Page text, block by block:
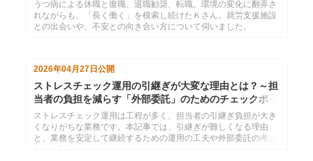
うつ病による休職と復職、退職勧奨、転職。環境の変化に翻弄さ
れながらも、「長く働く」を模索し続けたＫさん。就労支援施設
との出会いや、不安との向き合い方について伺いました。
2026年04月27日 公開
ストレスチェック運用の引継ぎが大変な理由とは？～担
当者の負担を減らす「外部委託」のためのチェックポイ
ント
ストレスチェック運用は工程が多く、担当者の引継ぎ負担が大き
くなりがちな業務です。本記事では、引継ぎが難しくなる理由
と、業務を安定して継続するための運用の工夫や外部委託の考え